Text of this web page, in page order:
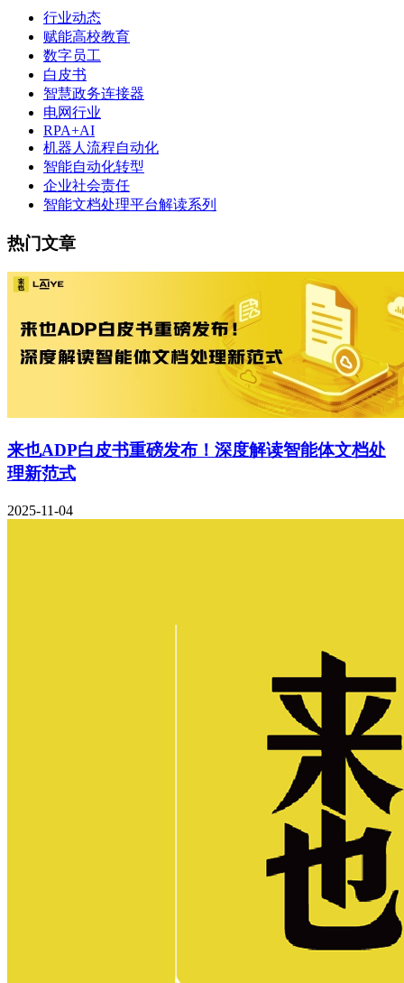
行业动态
赋能高校教育
数字员工
白皮书
智慧政务连接器
电网行业
RPA+AI
机器人流程自动化
智能自动化转型
企业社会责任
智能文档处理平台解读系列
热门文章
来也ADP白皮书重磅发布！深度解读智能体文档处
理新范式
2025-11-04